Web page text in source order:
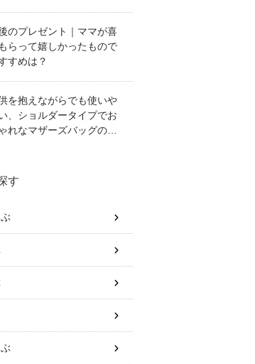
のプレゼント｜ママが喜
らって嬉しかったもので
すめは？
を抱えながらでも使いや
、ショルダータイプでお
れなマザーズバッグのお
す